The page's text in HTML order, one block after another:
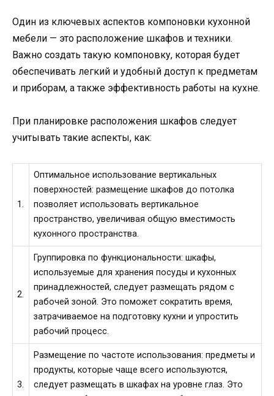
Один из ключевых аспектов компоновки кухонной
мебели — это расположение шкафов и техники.
Важно создать такую компоновку, которая будет
обеспечивать легкий и удобный доступ к предметам
и приборам, а также эффективность работы на кухне.
При планировке расположения шкафов следует
учитывать такие аспекты, как:
1.
Оптимальное использование вертикальных
поверхностей: размещение шкафов до потолка
позволяет использовать вертикальное
пространство, увеличивая общую вместимость
кухонного пространства.
2.
Группировка по функциональности: шкафы,
используемые для хранения посуды и кухонных
принадлежностей, следует размещать рядом с
рабочей зоной. Это поможет сократить время,
затрачиваемое на подготовку кухни и упростить
рабочий процесс.
3.
Размещение по частоте использования: предметы и
продукты, которые чаще всего используются,
следует размещать в шкафах на уровне глаз. Это